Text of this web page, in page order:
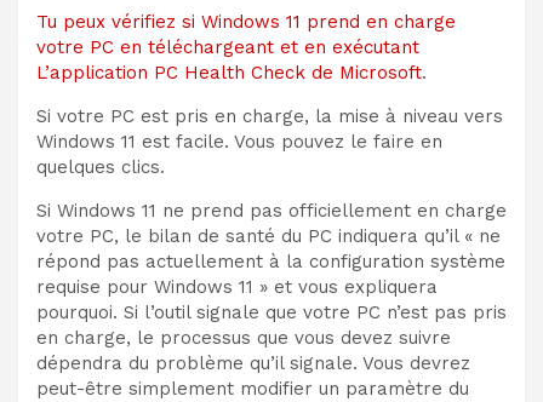
Tu peux vérifiez si Windows 11 prend en charge
votre PC en téléchargeant et en exécutant
L’application PC Health Check de Microsoft.
Si votre PC est pris en charge, la mise à niveau vers
Windows 11 est facile. Vous pouvez le faire en
quelques clics.
Si Windows 11 ne prend pas officiellement en charge
votre PC, le bilan de santé du PC indiquera qu’il « ne
répond pas actuellement à la configuration système
requise pour Windows 11 » et vous expliquera
pourquoi. Si l’outil signale que votre PC n’est pas pris
en charge, le processus que vous devez suivre
dépendra du problème qu’il signale. Vous devrez
peut-être simplement modifier un paramètre du